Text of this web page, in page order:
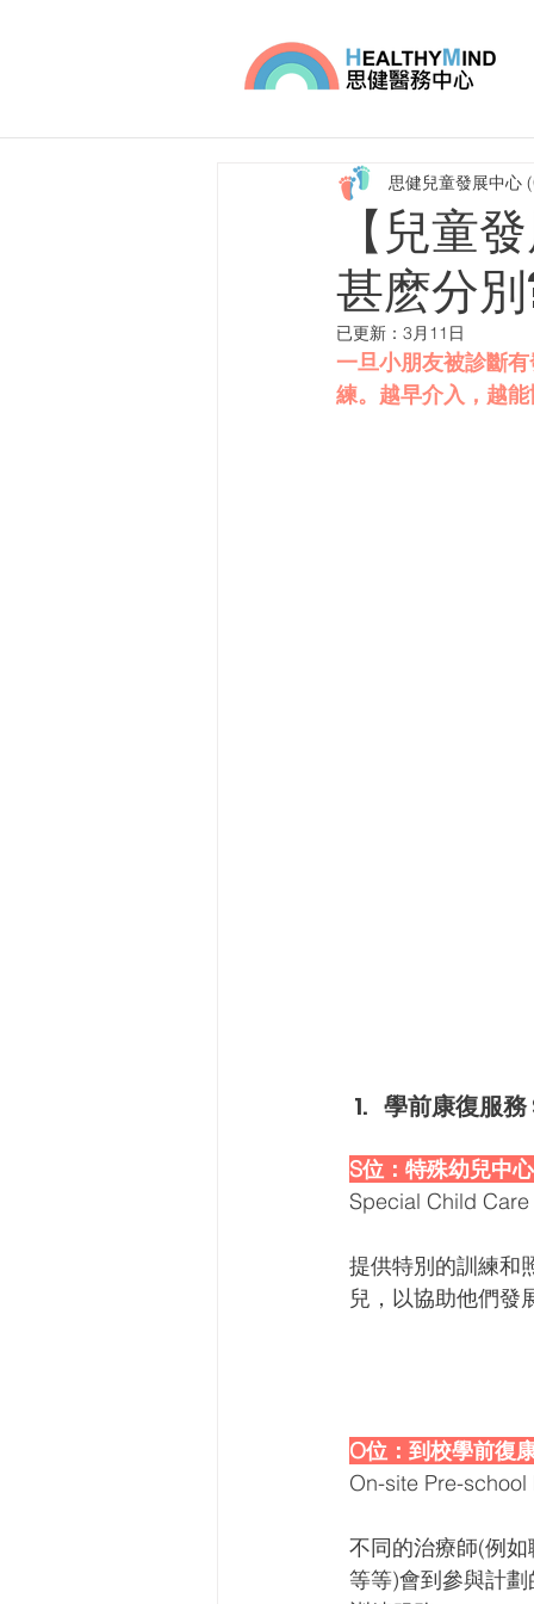
【兒童
甚麽分
思健兒童發展中心
已更新： 3月11日
一旦小朋友被診斷
練。越早介入，越能
學前康復服務
S位：特殊幼兒中心
Special Child
提供特別的訓練和
兒，以協助他們發
O位：到校學前復
On-site Pre-
不同的治療師(例
等等)會到參與計